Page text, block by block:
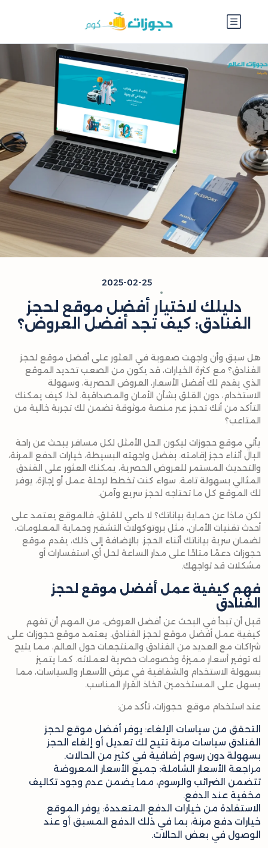
دليلك لاختيار أفضل موقع لحجز
الفنادق: كيف تجد أفضل العروض؟
هل سبق وأن واجهت صعوبة في العثور على أفضل موقع لحجز
الفنادق؟ مع كثرة الخيارات، قد يكون من الصعب تحديد الموقع
الذي يقدم لك أفضل الأسعار، العروض الحصرية، وسهولة
الاستخدام، دون القلق بشأن الأمان والمصداقية. لذا، كيف يمكنك
التأكد من أنك تحجز عبر منصة موثوقة تضمن لك تجربة خالية من
المتاعب؟
يأتي موقع حجوزات ليكون الحل الأمثل لكل مسافر يبحث عن راحة
البال أثناء حجز إقامته. بفضل واجهته البسيطة، خيارات الدفع المرنة،
والتحديث المستمر للعروض الحصرية، يمكنك العثور على الفندق
المثالي بسهولة تامة. سواء كنت تخطط لرحلة عمل أو إجازة، يوفر
لك الموقع كل ما تحتاجه لحجز سريع وآمن.
لكن ماذا عن حماية بياناتك؟ لا داعي للقلق، فالموقع يعتمد على
أحدث تقنيات الأمان، مثل بروتوكولات التشفير وحماية المعلومات،
لضمان سرية بياناتك أثناء الحجز. بالإضافة إلى ذلك، يقدم موقع
حجوزات دعمًا متاحًا على مدار الساعة لحل أي استفسارات أو
مشكلات قد تواجهك.
فهم كيفية عمل أفضل موقع لحجز
الفنادق
قبل أن تبدأ في البحث عن أفضل العروض، من المهم أن تفهم
كيفية عمل أفضل موقع لحجز الفنادق. يعتمد موقع حجوزات على
شراكات مع العديد من الفنادق والمنتجعات حول العالم، مما يتيح
له توفير أسعار مميزة وخصومات حصرية لعملائه. كما يتميز
بسهولة الاستخدام والشفافية في عرض الأسعار والسياسات، مما
يسهل على المستخدمين اتخاذ القرار المناسب.
عند استخدام موقع حجوزات، تأكد من:
التحقق من سياسات الإلغاء: يوفر أفضل موقع لحجز
الفنادق سياسات مرنة تتيح لك تعديل أو إلغاء الحجز
بسهولة دون رسوم إضافية في كثير من الحالات.
مراجعة الأسعار الشاملة: جميع الأسعار المعروضة
تتضمن الضرائب والرسوم، مما يضمن عدم وجود تكاليف
مخفية عند الدفع.
الاستفادة من خيارات الدفع المتعددة: يوفر الموقع
خيارات دفع مرنة، بما في ذلك الدفع المسبق أو عند
الوصول في بعض الحالات.